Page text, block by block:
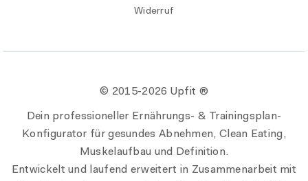
Widerruf
© 2015-2026 Upfit ®
Dein professioneller Ernährungs- & Trainingsplan-
Konfigurator für gesundes Abnehmen, Clean Eating,
Muskelaufbau und Definition.
Entwickelt und laufend erweitert in Zusammenarbeit mit